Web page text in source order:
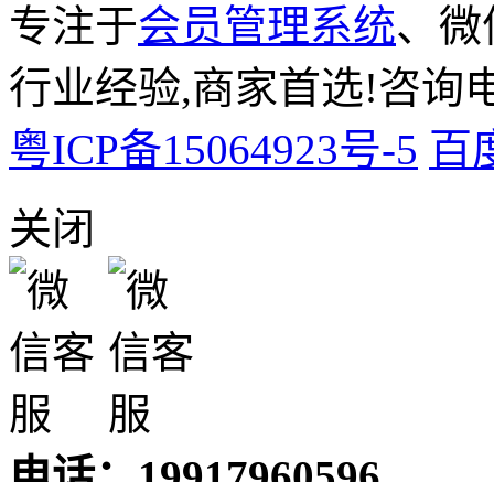
专注于会员管理系统、
行业经验,商家首选!咨询
粤ICP备15064923号-5 百
关闭